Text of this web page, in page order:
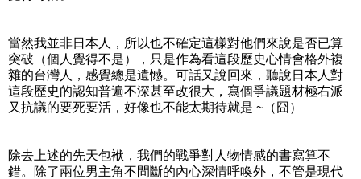
當然我並非日本人，所以也不確定這樣對他們來說是否已算
突破（個人覺得不是），只是作為看這段歷史心情會格外複
雜的台灣人，感覺總是遺憾。可話又說回來，聽說日本人對
這段歷史的認知普遍不深甚至改很大，寫個爭議題材極右派
又抗議的要死要活，好像也不能太期待就是 ~（囧）
除去上述的先天包袱，我們的戰爭對人物情感的書寫算不
錯。除了兩位男主角不間斷的內心深情呼喚外，不管是現代